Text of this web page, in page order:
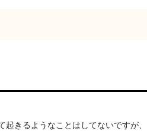
きるようなことはしてないですが、